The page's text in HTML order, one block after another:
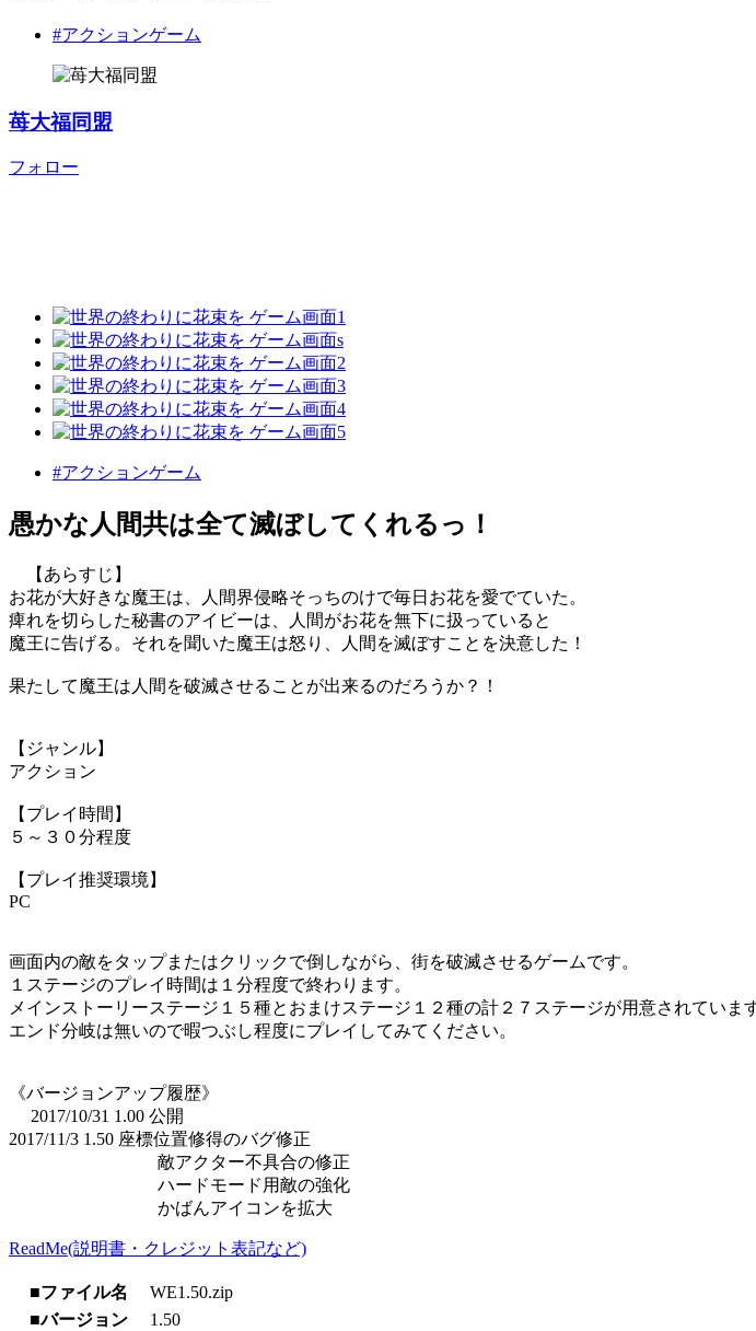
#アクションゲーム
苺大福同盟
フォロー
#アクションゲーム
愚かな人間共は全て滅ぼしてくれるっ！
【あらすじ】
お花が大好きな魔王は、人間界侵略そっちのけで毎日お花を愛でていた。
痺れを切らした秘書のアイビーは、人間がお花を無下に扱っていると
魔王に告げる。それを聞いた魔王は怒り、人間を滅ぼすことを決意した！
果たして魔王は人間を破滅させることが出来るのだろうか？！
【ジャンル】
アクション
【プレイ時間】
５～３０分程度
【プレイ推奨環境】
PC
画面内の敵をタップまたはクリックで倒しながら、街を破滅させるゲームです。
１ステージのプレイ時間は１分程度で終わります。
メインストーリーステージ１５種とおまけステージ１２種の計２７ステージが用意されています
エンド分岐は無いので暇つぶし程度にプレイしてみてください。
《バージョンアップ履歴》
2017/10/31 1.00 公開
2017/11/3 1.50 座標位置修得のバグ修正
敵アクター不具合の修正
ハードモード用敵の強化
かばんアイコンを拡大
ReadMe(説明書・クレジット表記など)
■ファイル名
WE1.50.zip
■バージョン
1.50